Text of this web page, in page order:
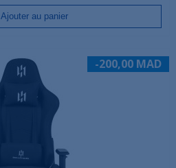
Ajouter au panier
-200,00 MAD